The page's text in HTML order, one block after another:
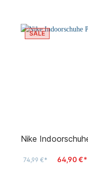
SALE
Nike
74,99 €* 64,90 €*